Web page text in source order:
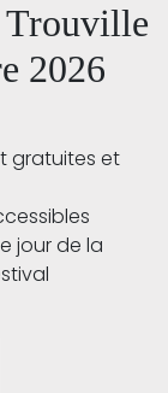
Trouville
2026
gratuites et
jour de la